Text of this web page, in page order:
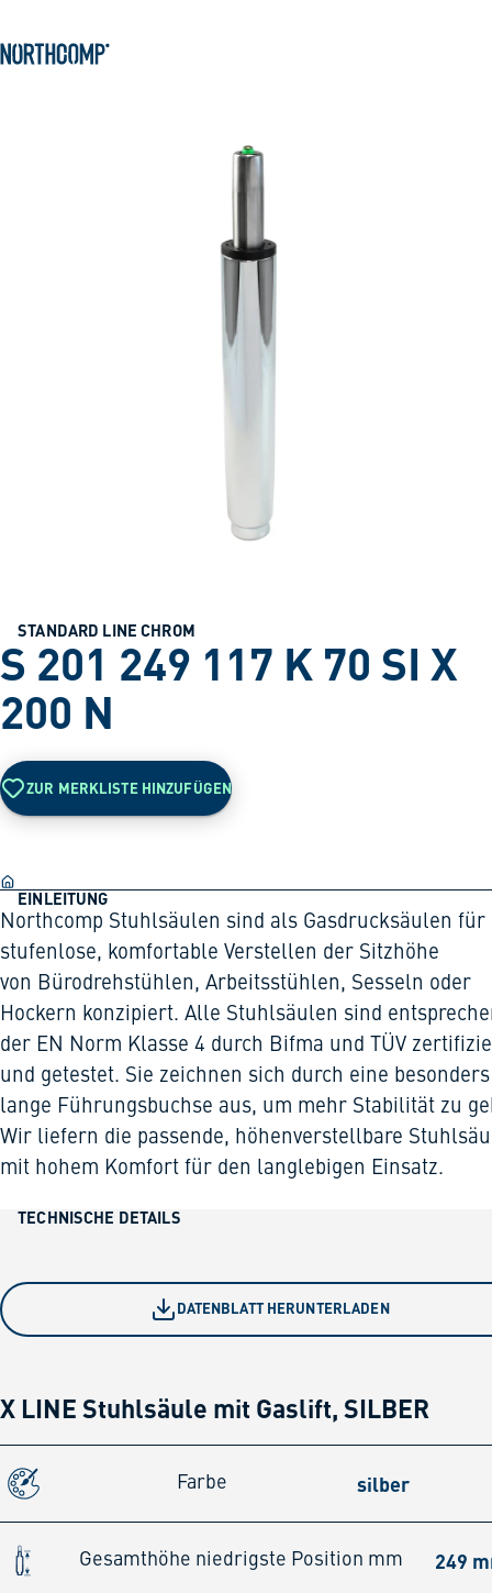
Zur Navigation springen
STANDARD LINE CHROM
S 201 249 117 K 70 SI X
200 N
ZUR MERKLISTE HINZUFÜGEN
EINLEITUNG
Northcomp Stuhlsäulen sind als Gasdrucksäulen für
stufenlose, komfortable Verstellen der Sitzhöhe
von Bürodrehstühlen, Arbeitsstühlen, Sesseln oder
Hockern konzipiert. Alle Stuhlsäulen sind
der EN Norm Klasse 4 durch Bifma und TÜV
und getestet. Sie zeichnen sich durch eine besonders
lange Führungsbuchse aus, um mehr Stabilität zu
Wir liefern die passende, höhenverstellbare
mit hohem Komfort für den langlebigen Einsatz.
TECHNISCHE DETAILS
DATENBLATT HERUNTERLADEN
X LINE Stuhlsäule mit Gaslift, SILBER
Farbe silber
Gesamthöhe niedrigste Position mm 249